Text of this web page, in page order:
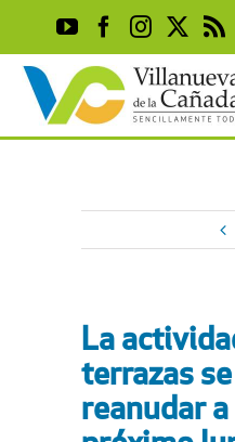
content
YouTubeFacebook
Instagram
X Rss
La
terrazas
reanudar